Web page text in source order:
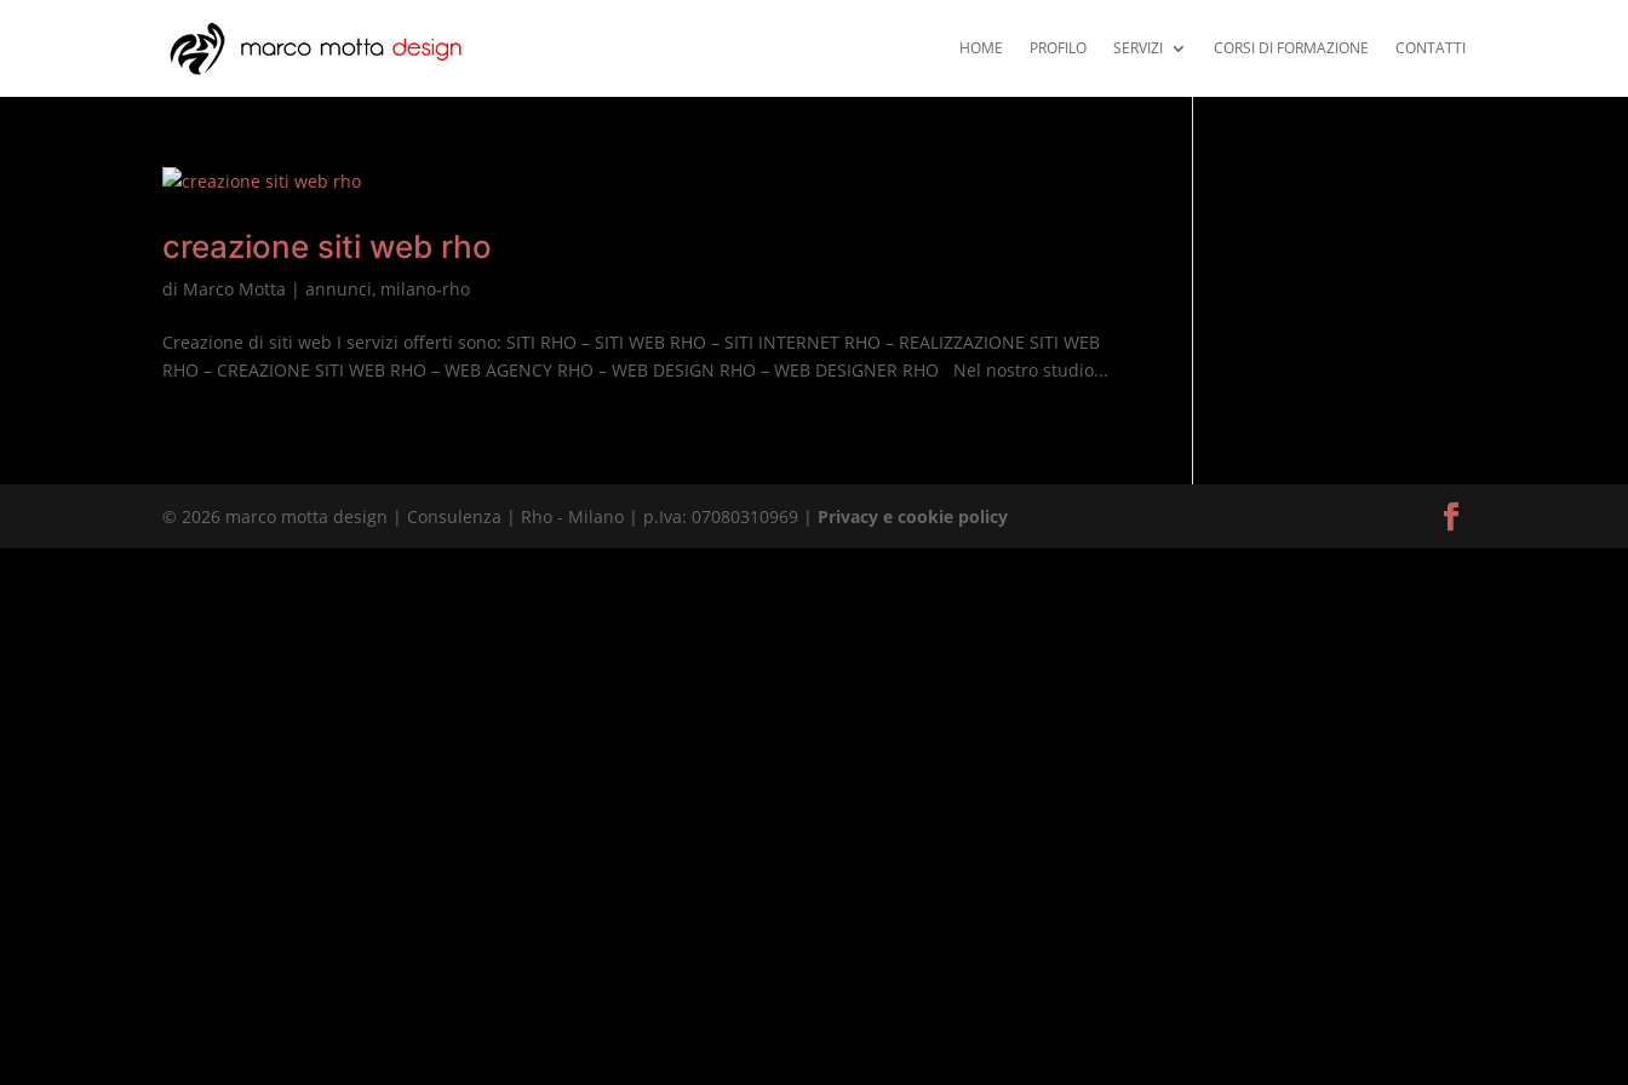
HOME PROFILO SERVIZI CORSI DI FORMAZIONE CONTATTI
creazione siti web rho
di Marco Motta |annunci, milano-rho
Creazione di siti web I servizi offerti sono: SITI RHO – SITI WEB RHO – SITI INTERNET RHO – REALIZZAZIONE SITI WEB
RHO – CREAZIONE SITI WEB RHO – WEB AGENCY RHO – WEB DESIGN RHO – WEB DESIGNER RHO Nel nostro studio...
© 2026 marco motta design | Consulenza | Rho - Milano | p.Iva: 07080310969 | Privacy e cookie policy